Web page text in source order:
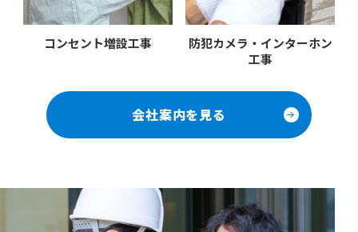
コンセント増設工事
防犯カメラ・インターホン
工事
会社案内を見る